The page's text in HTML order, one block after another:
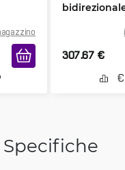
307.67 €
Specifiche